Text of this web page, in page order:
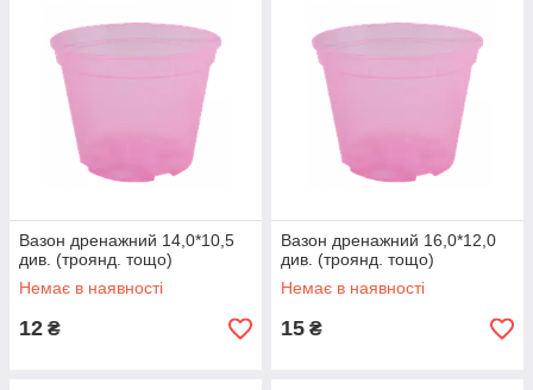
Вазон дренажний 14,0*10,5
див. (троянд. тощо)
Немає в наявності
12 ₴
Вазон дренажний 16,0*12,0
див. (троянд. тощо)
Немає в наявності
15 ₴